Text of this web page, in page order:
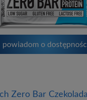
Zero Bar
powiadom o